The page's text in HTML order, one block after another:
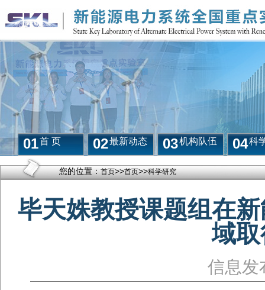
01首 页 02最新动态 03机构队伍 04科
您的位置：首页>>首页>>科学研究
毕天姝教授课题组在
域
信息发